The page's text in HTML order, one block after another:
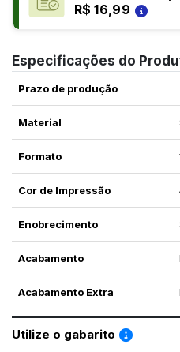
R$ 16,99
Especificações do
Prazo de produção
Material
Formato
Cor de Impressão
Enobrecimento
Acabamento
Acabamento Extra
Utilize o gabarito Saiba